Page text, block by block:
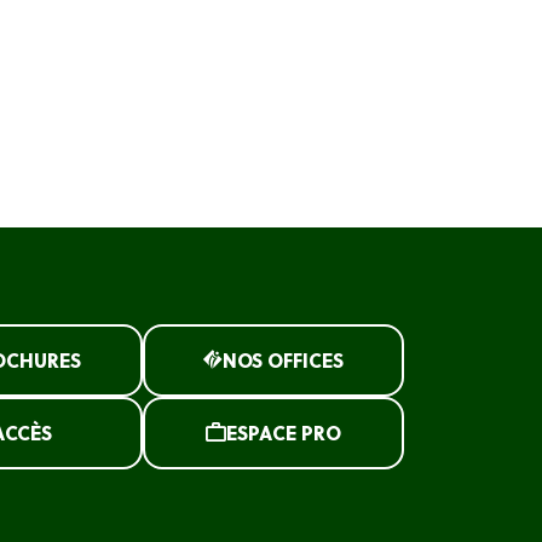
NOS OFFICES
ESPACE PRO